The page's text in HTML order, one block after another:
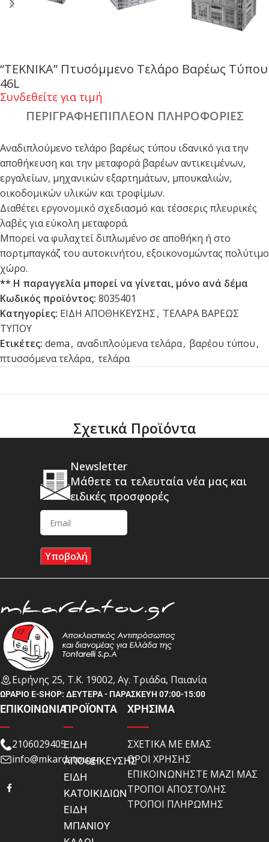
“ΤΕΚΝΙΚΑ” Πτυσόμμενο Τελάρο Βαρέως Τύπου
46L
Συνδεθείτε για τιμή
ΠΕΡΙΓΡΑΦΉΕΠΙΠΛΈΟΝ ΠΛΗΡΟΦΟΡΊΕΣ
Αναδιπλούμενο τελάρο βαρέως τύπου ιδανικό για την
αποθήκευση και την μεταφορά βαρέων αντικειμένων,
εργαλείων, μηχανικών εξαρτημάτων, μπουκαλιών,
οικοδομικών υλικών και τροφίμων.
Διαθέτει εργονομικό σχεδιασμό και τέσσερις πλευρικές
λαβές για εύκολη μεταφορά.
Μπορεί να φυλαχτεί διπλωμένο σε αποθήκη ή στο
πορτμπαγκάζ του αυτοκινήτου, εξοικονομώντας πολύτιμο
χώρο.
** Η παραγγελία μπορεί να γίνεται, μόνο ανά δέμα
Κωδικός προϊόντος: 8035401
Κατηγορίες: ΕΙΔΗ ΑΠΟΘΗΚΕΥΣΗΣ, ΤΕΛΑΡΑ ΒΑΡΕΩΣ
ΤΥΠΟΥ
Ετικέτες: dema, αναδιπλούμενα τελάρα, βαρέου τύπου,
πτυσσόμενα τελάρα, τελάρα
Σχετικά Προϊόντα
Newsletter
Μάθετε τα τελευταία νέα μας και
ειδικές προσφορές
Ειρήνης 25, Τ.Κ. 19002, Αγ. Τριάδα, Παιανία
ΩΡΑΡΙΟ E-SHOP: ΔΕΥΤΕΡΑ - ΠΑΡΑΣΚΕΥΗ 07:00-15:00
ΕΠΙΚΟΙΝΩΝΙΑ
2106029405
info@mkardatou.gr
ΠΡΟΪΟΝΤΑ
ΕΙΔΗ
ΑΠΟΘΗΚΕΥΣΗΣ
ΕΙΔΗ
ΚΑΤΟΙΚΙΔΙΩΝ
ΕΙΔΗ
ΜΠΑΝΙΟΥ
ΧΡΗΣΙΜΑ
ΣΧΕΤΙΚΑ ΜΕ ΕΜΑΣ
ΟΡΟΙ ΧΡΗΣΗΣ
ΕΠΙΚΟΙΝΩΝΗΣΤΕ ΜΑΖΙ ΜΑΣ
ΤΡΟΠΟΙ ΑΠΟΣΤΟΛΗΣ
ΤΡΟΠΟΙ ΠΛΗΡΩΜΗΣ